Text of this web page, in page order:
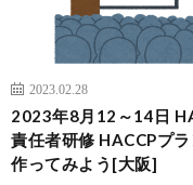
2023.02.28
2023年8月12～14日
責任者研修 HACCPプ
作ってみよう[大阪]